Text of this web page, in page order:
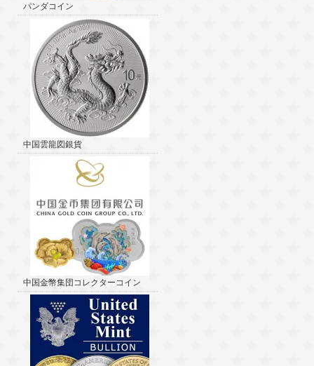
パンダコイン
中国雲龍図銀貨
中国金幣集団コレクターコイン